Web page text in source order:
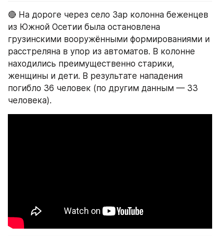
🔴 На дороге через село Зар колонна беженцев
из Южной Осетии была остановлена
грузинскими вооружёнными формированиями и
расстреляна в упор из автоматов. В колонне
находились преимущественно старики,
женщины и дети. В результате нападения
погибло 36 человек (по другим данным — 33
человека).